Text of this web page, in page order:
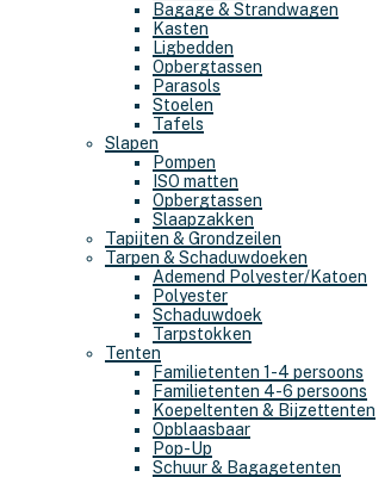
Bagage & Strandwagen
Kasten
Ligbedden
Opbergtassen
Parasols
Stoelen
Tafels
Slapen
Pompen
ISO matten
Opbergtassen
Slaapzakken
Tapijten & Grondzeilen
Tarpen & Schaduwdoeken
Ademend Polyester/Katoen
Polyester
Schaduwdoek
Tarpstokken
Tenten
Familietenten 1-4 persoons
Familietenten 4-6 persoons
Koepeltenten & Bijzettenten
Opblaasbaar
Pop-Up
Schuur & Bagagetenten